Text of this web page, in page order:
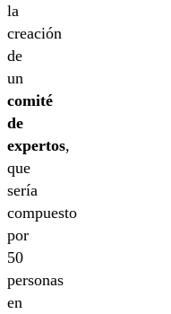
la
creación
de
un
comité
de
expertos,
que
sería
compuesto
por
50
personas
en